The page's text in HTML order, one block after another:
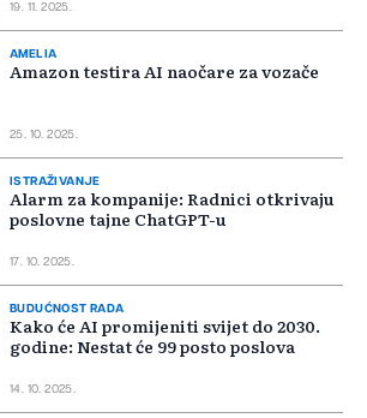
19. 11. 2025.
AMELIA
Amazon testira AI naočare za vozače
25. 10. 2025.
ISTRAŽIVANJE
Alarm za kompanije: Radnici otkrivaju
poslovne tajne ChatGPT-u
17. 10. 2025.
BUDUĆNOST RADA
Kako će AI promijeniti svijet do 2030.
godine: Nestat će 99 posto poslova
14. 10. 2025.